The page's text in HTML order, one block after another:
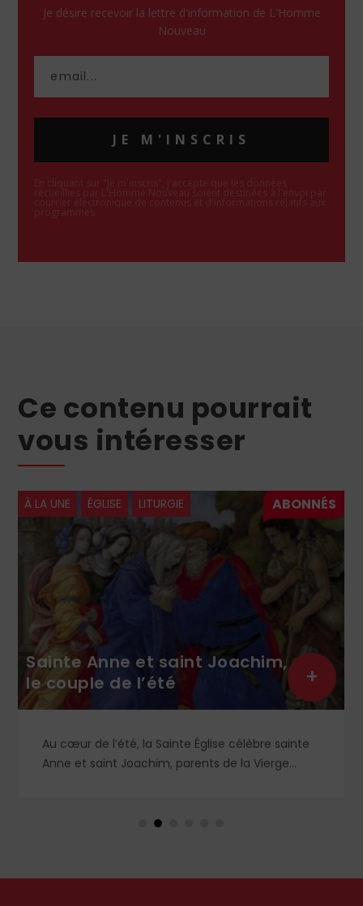
Je désire recevoir la lettre d'information de L'Homme
Nouveau
JE M'INSCRIS
En cliquant sur "Je m'inscris", j'accepte que les données
recueillies par L'Homme Nouveau soient destinées à l'envoi par
courrier électronique de contenus et d'informations relatifs aux
programmes.
Ce contenu pourrait
vous intéresser
À LA UNE CHRONIQUES
Les vacances : moi ou Dieu ?
Les vacances sont synonymes de relâchement,
y compris malheureusement de la vie spirituelle.
Jésus, celui que nous ne trouverons qu'en Dieu ?
+